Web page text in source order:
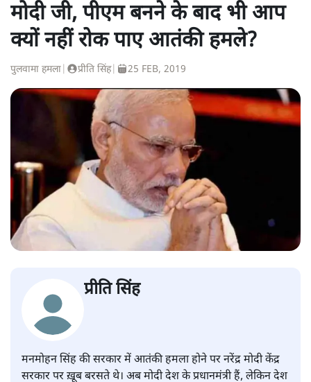
मोदी जी, पीएम बनने के बाद भी आप
क्यों नहीं रोक पाए आतंकी हमले?
पुलवामा हमला प्रीति सिंह| 25 FEB, 2019
प्रीति सिंह
मनमोहन सिंह की सरकार में आतंकी हमला होने पर नरेंद्र मोदी केंद्र
सरकार पर ख़ूब बरसते थे। अब मोदी देश के प्रधानमंत्री हैं, लेकिन देश